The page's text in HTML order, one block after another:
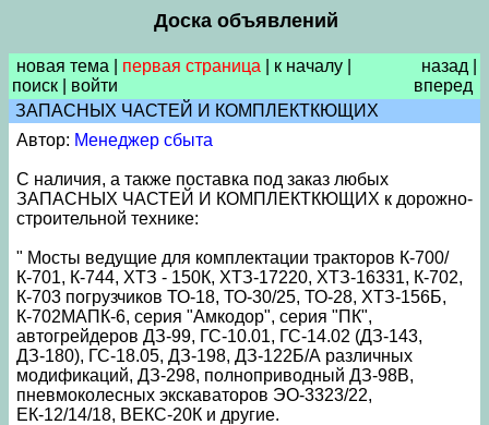
Доска объявлений
новая тема первая страница к началу
поиск
войти
назад
вперед
ЗАПАСНЫХ ЧАСТЕЙ И КОМПЛЕКТКЮЩИХ
Автор: Менеджер сбыта
С наличия, а также поставка под заказ любых
ЗАПАСНЫХ ЧАСТЕЙ И КОМПЛЕКТКЮЩИХ к дорожно-
строительной технике:
" Мосты ведущие для комплектации тракторов К-700/
К-701, К-744, ХТЗ - 150К, ХТЗ-17220, ХТЗ-16331, К-702,
К-703 погрузчиков ТО-18, ТО-30/25, ТО-28, ХТЗ-156Б,
К-702МАПК-6, серия "Амкодор", серия "ПК",
автогрейдеров ДЗ-99, ГС-10.01, ГС-14.02 (ДЗ-143,
ДЗ-180), ГС-18.05, ДЗ-198, ДЗ-122Б/А различных
модификаций, ДЗ-298, полноприводный ДЗ-98В,
пневмоколесных экскаваторов ЭО-3323/22,
ЕК-12/14/18, ВЕКС-20К и другие.